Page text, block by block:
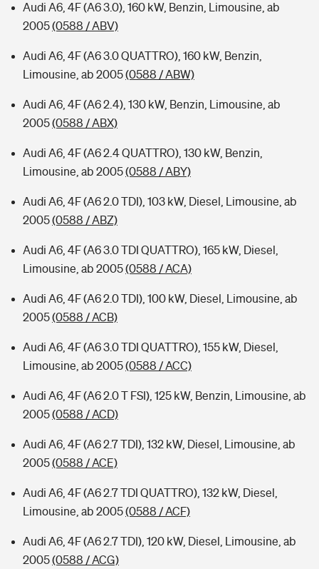
Audi A6, 4F (A6 3.0), 160 kW, Benzin, Limousine, ab
2005(0588 / ABV)
Audi A6, 4F (A6 3.0 QUATTRO), 160 kW, Benzin,
Limousine, ab 2005(0588 / ABW)
Audi A6, 4F (A6 2.4), 130 kW, Benzin, Limousine, ab
2005(0588 / ABX)
Audi A6, 4F (A6 2.4 QUATTRO), 130 kW, Benzin,
Limousine, ab 2005(0588 / ABY)
Audi A6, 4F (A6 2.0 TDI), 103 kW, Diesel, Limousine, ab
2005(0588 / ABZ)
Audi A6, 4F (A6 3.0 TDI QUATTRO), 165 kW, Diesel,
Limousine, ab 2005(0588 / ACA)
Audi A6, 4F (A6 2.0 TDI), 100 kW, Diesel, Limousine, ab
2005(0588 / ACB)
Audi A6, 4F (A6 3.0 TDI QUATTRO), 155 kW, Diesel,
Limousine, ab 2005(0588 / ACC)
Audi A6, 4F (A6 2.0 T FSI), 125 kW, Benzin, Limousine, ab
2005(0588 / ACD)
Audi A6, 4F (A6 2.7 TDI), 132 kW, Diesel, Limousine, ab
2005(0588 / ACE)
Audi A6, 4F (A6 2.7 TDI QUATTRO), 132 kW, Diesel,
Limousine, ab 2005(0588 / ACF)
Audi A6, 4F (A6 2.7 TDI), 120 kW, Diesel, Limousine, ab
2005(0588 / ACG)